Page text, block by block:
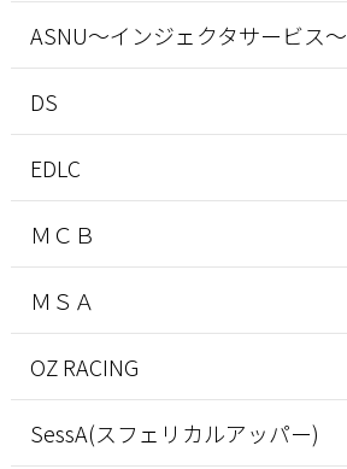
ASNU～インジェクタサービス～
DS
EDLC
ＭＣＢ
ＭＳＡ
OZ RACING
SessA(スフェリカルアッパー)